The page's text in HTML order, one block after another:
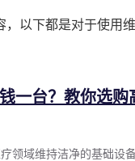
以下都是对于使用
一台？教你选购
领域维持洁净的基础设